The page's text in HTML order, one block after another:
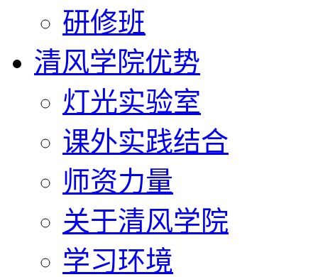
研修班
清风学院优势
灯光实验室
课外实践结合
师资力量
关于清风学院
学习环境